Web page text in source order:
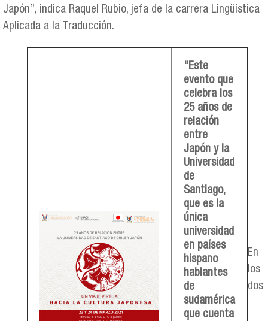
Japón”, indica Raquel Rubio, jefa de la carrera Lingüística
Aplicada a la Traducción.
afiche_cuadrado1080_def.png
“Este
evento que
celebra los
25 años de
relación
entre
Japón y la
Universidad
de
Santiago,
que es la
única
universidad
en países
hispano
hablantes
de
sudamérica
que cuenta
En
los
dos